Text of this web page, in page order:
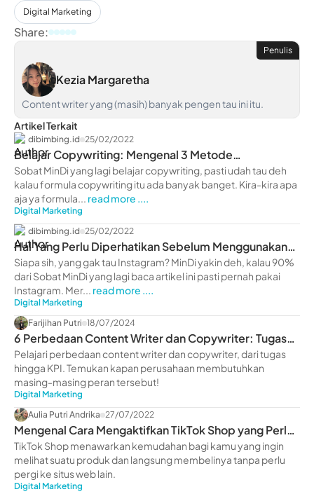
Digital Marketing
Share:
Penulis
Kezia Margaretha
Content writer yang (masih) banyak pengen tau ini itu.
Artikel Terkait
dibimbing.id 25/02/2022
Belajar Copywriting: Mengenal 3 Metode
Copywriting Terbaik
Sobat MinDi yang lagi belajar copywriting, pasti udah tau deh
kalau formula copywriting itu ada banyak banget. Kira-kira apa
aja ya formula... read more ....
Digital Marketing
dibimbing.id 25/02/2022
Hal Yang Perlu Diperhatikan Sebelum Menggunakan
IG Ads
Siapa sih, yang gak tau Instagram? MinDi yakin deh, kalau 90%
dari Sobat MinDi yang lagi baca artikel ini pasti pernah pakai
Instagram. Mer... read more ....
Digital Marketing
Farijihan Putri 18/07/2024
6 Perbedaan Content Writer dan Copywriter: Tugas
hingga KPI
Pelajari perbedaan content writer dan copywriter, dari tugas
hingga KPI. Temukan kapan perusahaan membutuhkan
masing-masing peran tersebut!
Digital Marketing
Aulia Putri Andrika 27/07/2022
Mengenal Cara Mengaktifkan TikTok Shop yang Perlu
Kamu Ketahui
TikTok Shop menawarkan kemudahan bagi kamu yang ingin
melihat suatu produk dan langsung membelinya tanpa perlu
pergi ke situs web lain.
Digital Marketing